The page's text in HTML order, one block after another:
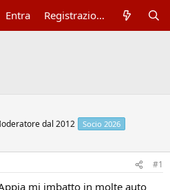
Entra Registrazione
dal 2012
Socio 2026
#1
mi imbatto in molte auto